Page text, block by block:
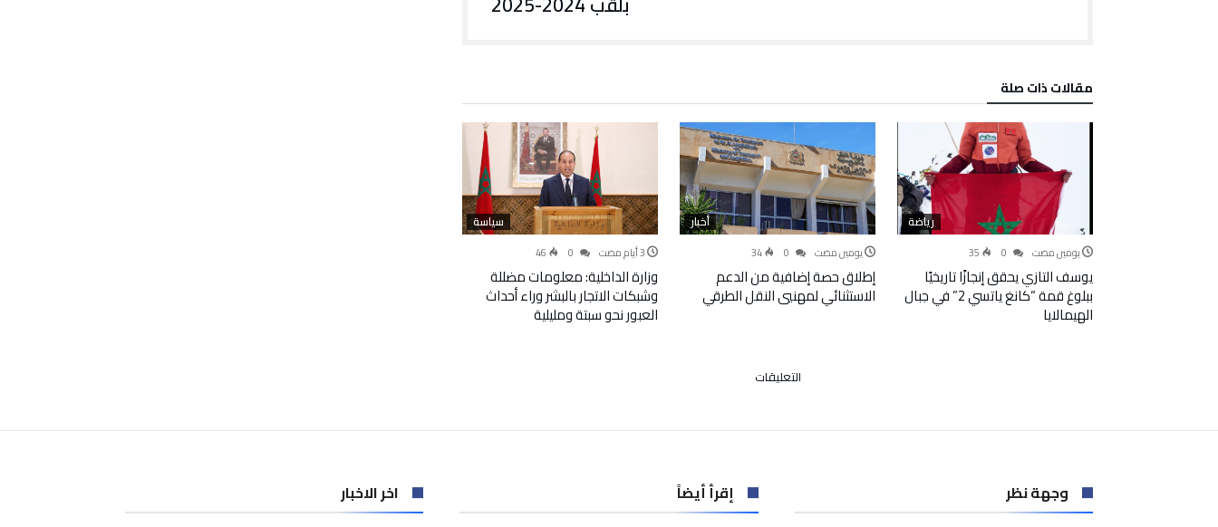
‫مقالات ذات صلة‬
رياضة
‫‫‫‏‫يومين مضت‬ 35
يوسف التازي يحقق إنجازًا تاريخيًا
ببلوغ قمة “كانغ ياتسي 2” في جبال
الهيمالايا
أخبار
‫‫‫‏‫يومين مضت‬ 34
إطلاق حصة إضافية من الدعم
الاستثنائي لمهنيي النقل الطرقي
سياسة
46
وزارة الداخلية: معلومات مضللة
وشبكات الاتجار بالبشر وراء أحداث
العبور نحو سبتة ومليلية
التعليقات
إفريقيا
..
اليوم
وجهة نظر إقرأ أيضاً اخر الاخبار